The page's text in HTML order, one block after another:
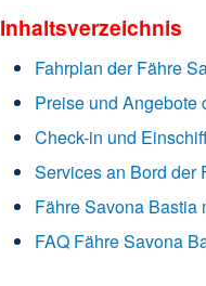
Inhaltsverzeichnis
Fahrplan der Fähre
Preise und Angebote
Check-in und
Services an Bord der
Fähre Savona Bastia
FAQ Fähre Savona